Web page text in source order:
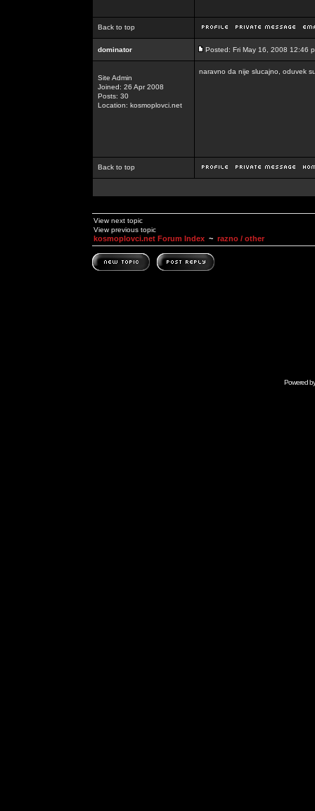
Back to top
dominator Posted: Fri May 16, 2008 12:46
Site Admin
Joined: 26 Apr 2008
Posts: 30
Location: kosmoplovci.net
naravno da nije slucajno, oduvek
Back to top
View next topic
View previous topic
kosmoplovci.net Forum Index ~ razno / other
Powered